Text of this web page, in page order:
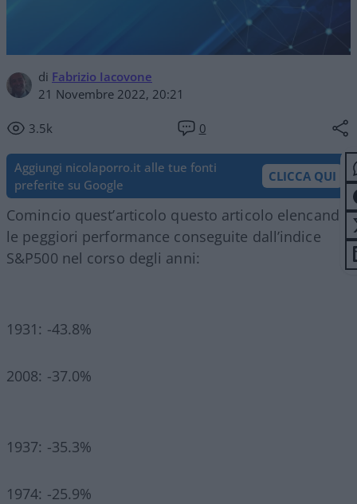
di Fabrizio Iacovone
21 Novembre 2022, 20:21
3.5k 0
Aggiungi nicolaporro.it alle tue fonti
preferite su Google
CLICCA QUI
Comincio quest’articolo questo articolo elencando
le peggiori performance conseguite dall’indice
S&P500 nel corso degli anni:
1931: -43.8%
2008: -37.0%
1937: -35.3%
1974: -25.9%